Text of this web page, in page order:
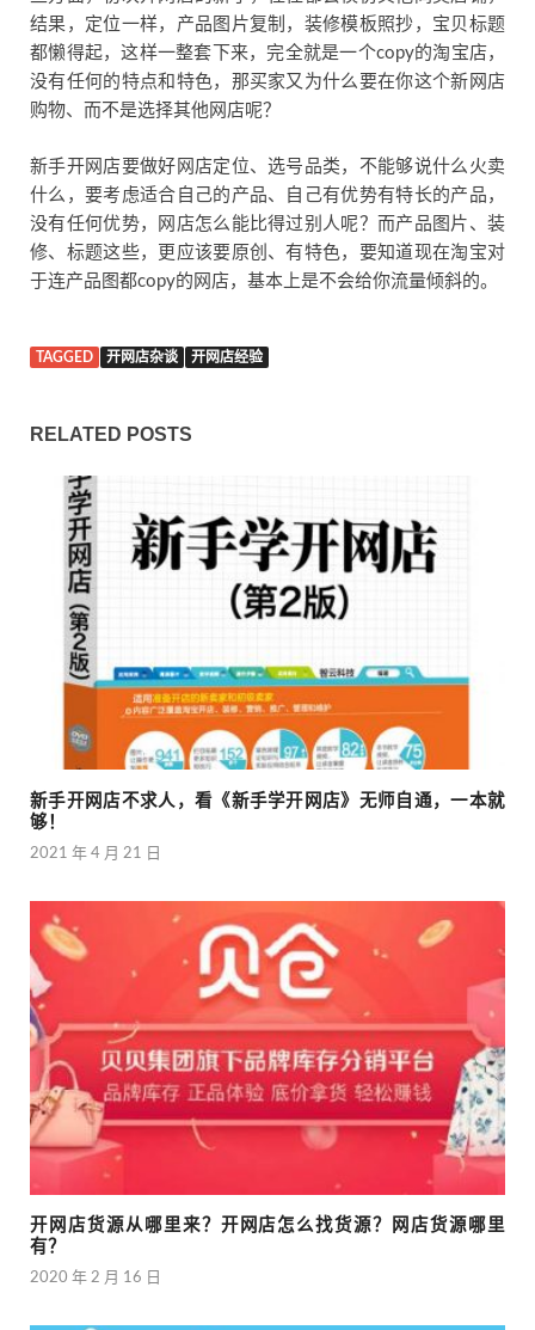
结果，定位一样，产品图片复制，装修模板照抄，宝贝标题
都懒得起，这样一整套下来，完全就是一个copy的淘宝店，
没有任何的特点和特色，那买家又为什么要在你这个新网店
购物、而不是选择其他网店呢？
新手开网店要做好网店定位、选号品类，不能够说什么火卖
什么，要考虑适合自己的产品、自己有优势有特长的产品，
没有任何优势，网店怎么能比得过别人呢？而产品图片、装
修、标题这些，更应该要原创、有特色，要知道现在淘宝对
于连产品图都copy的网店，基本上是不会给你流量倾斜的。
TAGGED 开网店杂谈 开网店经验
RELATED POSTS
新手开网店不求人，看《新手学开网店》无师自通，一本就
够！
2021 年 4 月 21 日
开网店货源从哪里来？开网店怎么找货源？网店货源哪里
有？
2020 年 2 月 16 日